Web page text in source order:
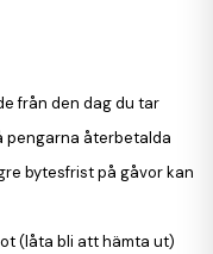
från den dag du tar
pengarna återbetalda
bytesfrist på gåvor kan
(låta bli att hämta ut)